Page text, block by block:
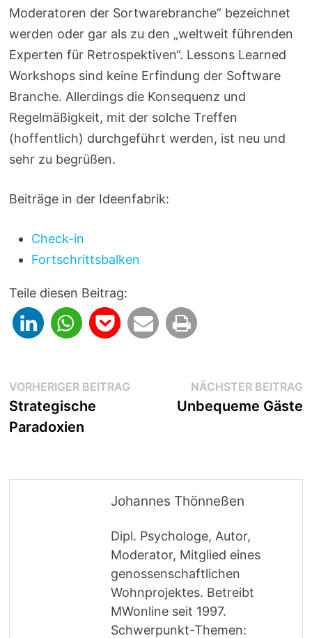
Moderatoren der Sortwarebranche“ bezeichnet
werden oder gar als zu den „weltweit führenden
Experten für Retrospektiven“. Lessons Learned
Workshops sind keine Erfindung der Software
Branche. Allerdings die Konsequenz und
Regelmäßigkeit, mit der solche Treffen
(hoffentlich) durchgeführt werden, ist neu und
sehr zu begrüßen.
Beiträge in der Ideenfabrik:
Check-in
Fortschrittsbalken
Teile diesen Beitrag:
Beitragsnavigation
VORHERIGER BEITRAG Vorheriger
Strategische
Paradoxien
NÄCHSTER BEITRAG
Unbequeme Gäste
Johannes Thönneßen
Dipl. Psychologe, Autor,
Moderator, Mitglied eines
genossenschaftlichen
Wohnprojektes. Betreibt
MWonline seit 1997.
Schwerpunkt-Themen: